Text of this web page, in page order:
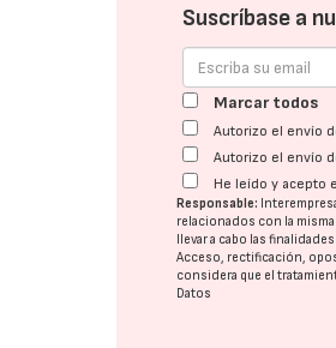
Suscríbase a
Marcar todos
Autorizo el envío
Autorizo el envío
He leído y acepto
Responsable:
relacionados con la
llevar a cabo las
Acceso, rectificación,
considera que el
Datos